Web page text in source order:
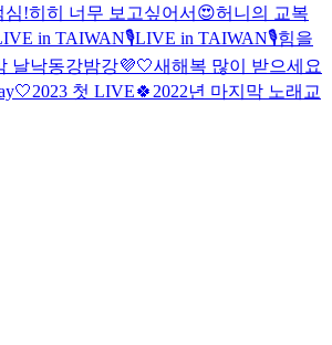
심!히히 너무 보고싶어서😍허니의 교복
in TAIWAN🎙️LIVE in TAIWAN🎙️힘을
날낙동강밤강💜🤍새해복 많이 받으세요
2023 첫 LIVE🍀 2022년 마지막 노래교